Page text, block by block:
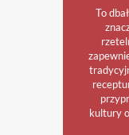
To
kultury